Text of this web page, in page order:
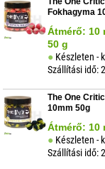
Fokhagyma
Átmérő: 10
50 g
Készleten -
Szállítási idő:
The One
10mm 50g
Átmérő: 10
Készleten -
Szállítási idő: